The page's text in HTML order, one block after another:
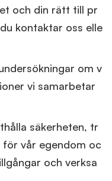
och din rätt till pr
kontaktar oss elle
om v
vi samarbetar
säkerheten, tr
vår egendom oc
och verksa